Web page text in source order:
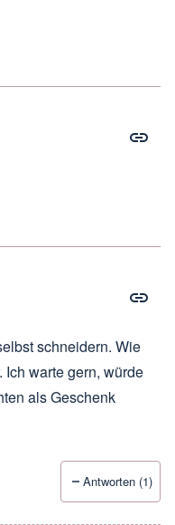
schneidern. Wie
Ich warte gern, würde
als Geschenk
Antworten (1)